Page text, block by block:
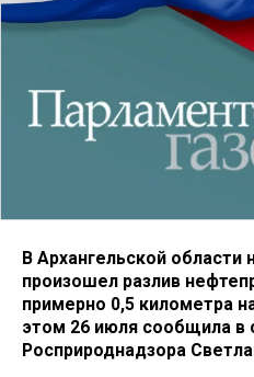
В Архангельской области
произошел разлив
примерно 0,5 километра
этом 26 июля сообщила в
Росприроднадзора